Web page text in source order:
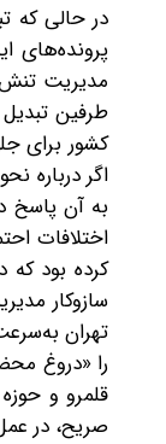
در حالی که
پرونده‌های
مدیریت
طرفین
کشور برای
اگر درباره
به آن پاسخ
اختلافات
کرده بود
سازوکار
تهران
را «دروغ
قلمرو و
صریح، در